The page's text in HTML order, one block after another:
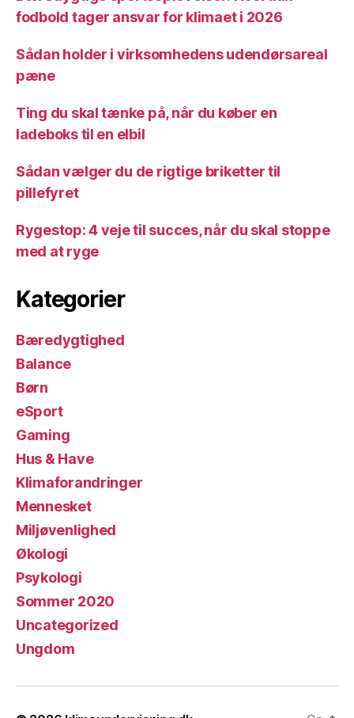
fodbold tager ansvar for klimaet i 2026
Sådan holder i virksomhedens udendørsareal
pæne
Ting du skal tænke på, når du køber en
ladeboks til en elbil
Sådan vælger du de rigtige briketter til
pillefyret
Rygestop: 4 veje til succes, når du skal stoppe
med at ryge
Kategorier
Bæredygtighed
Balance
Børn
eSport
Gaming
Hus & Have
Klimaforandringer
Mennesket
Miljøvenlighed
Økologi
Psykologi
Sommer 2020
Uncategorized
Ungdom